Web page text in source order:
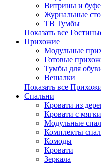
Витрины и
Журнальные
ТВ Тумбы
Показать все
Прихожие
Модульные
Готовые
Тумбы для
Вешалки
Показать все
Спальни
Кровати из
Кровати с
Модульные
Комплекты
Комоды
Кровати
Зеркала